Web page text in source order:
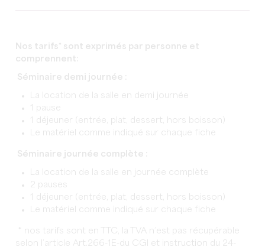
Nos tarifs* sont exprimés par personne et
comprennent:
Séminaire demi journée :
La location de la salle en demi journée
1 pause
1 déjeuner (entrée, plat, dessert, hors boisson)
Le matériel comme indiqué sur chaque fiche
Séminaire journée complète :
La location de la salle en journée complète
2 pauses
1 déjeuner (entrée, plat, dessert, hors boisson)
Le matériel comme indiqué sur chaque fiche
* nos tarifs sont en TTC, la TVA n’est pas récupérable
selon l’article Art.266-1E-du CGI et instruction du 24-